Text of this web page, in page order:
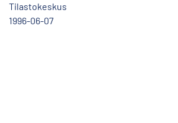
Tilastokeskus
1996-06-07